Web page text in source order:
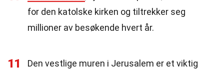
for den katolske kirken og tiltrekker seg
millioner av besøkende hvert år.
11
Den vestlige muren i Jerusalem er et viktig